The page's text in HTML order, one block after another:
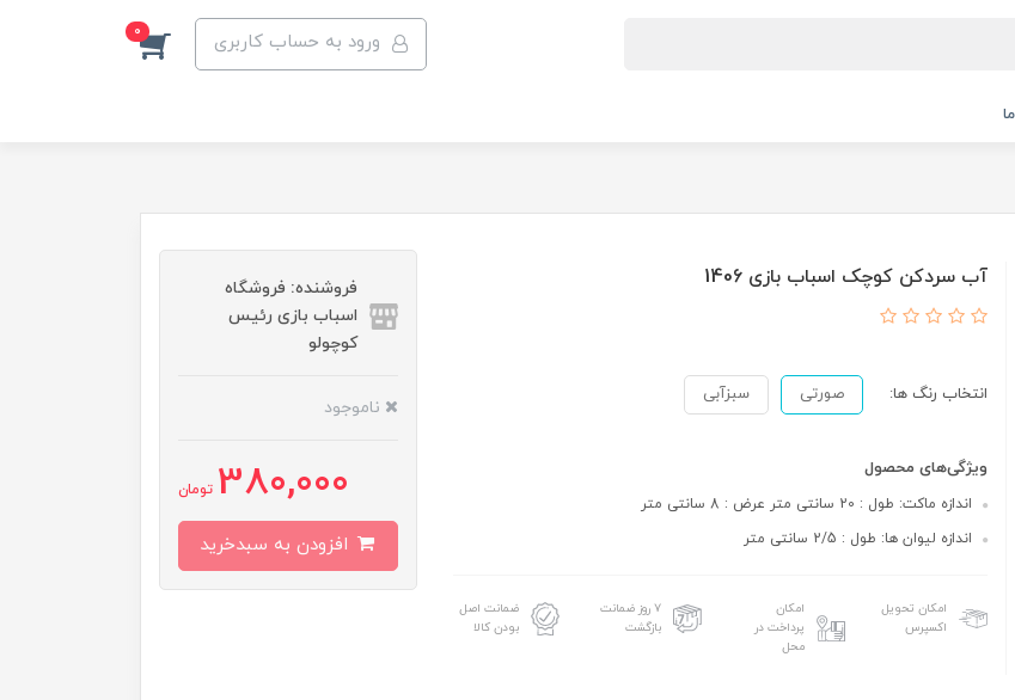
ورود به حساب کاربری 0
آب سردکن کوچک اسباب بازی 1406
انتخاب رنگ ها: صورتی سبزآبی
ویژگی‌های محصول
اندازه ماکت: طول : 20 سانتی متر عرض : 8 سانتی متر
اندازه لیوان ها: طول : 2/5 سانتی متر
امکان تحویل
اکسپرس
امکان
پرداخت در
محل
۷ روز ضمانت
بازگشت
ضمانت اصل
بودن کالا
فروشنده: فروشگاه
اسباب بازی رئیس
کوچولو
ناموجود
380,000 تومان